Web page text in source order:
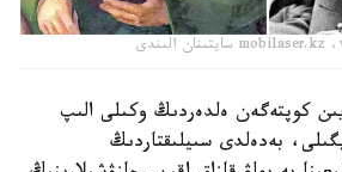
كوپتەگەن ەلدەردىڭ وكىلى الىپ
بەدەلدى سىيلىقتاردىڭ